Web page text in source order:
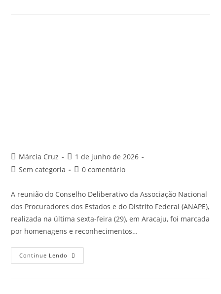
Márcia Cruz
1 de junho de 2026
Sem categoria
0 comentário
A reunião do Conselho Deliberativo da Associação Nacional
dos Procuradores dos Estados e do Distrito Federal (ANAPE),
realizada na última sexta-feira (29), em Aracaju, foi marcada
por homenagens e reconhecimentos…
Continue Lendo